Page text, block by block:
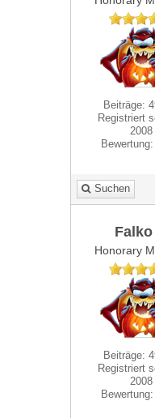
Beiträge:
Registriert
2008
Bewertung:
Suchen
Falko
Honorary
Beiträge:
Registriert
2008
Bewertung: